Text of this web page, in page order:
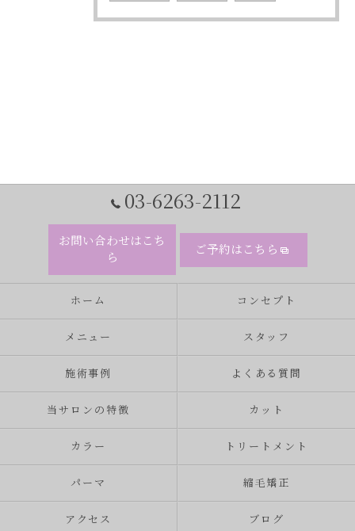
03-6263-2112
お問い合わせはこち
ら
ご予約はこちら
ホーム コンセプト
メニュー スタッフ
施術事例 よくある質問
当サロンの特徴 カット
カラー トリートメント
パーマ 縮毛矯正
アクセス ブログ